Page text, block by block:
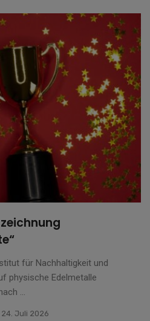
für Nachhaltigkeit und
physische Edelmetalle
...
24. Juli 2026